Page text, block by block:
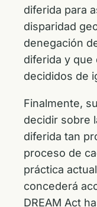
diferida para
disparidad
denegación
diferida y que
decididos de
Finalmente,
decidir sobre
diferida tan
proceso de
práctica
concederá
DREAM Act